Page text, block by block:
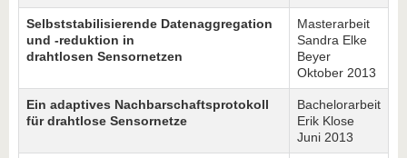
Selbststabilisierende Datenaggregation
und -reduktion in
drahtlosen Sensornetzen
Masterarbeit
Sandra Elke
Beyer
Oktober 2013
Ein adaptives Nachbarschaftsprotokoll
für drahtlose Sensornetze
Bachelorarbeit
Erik Klose
Juni 2013